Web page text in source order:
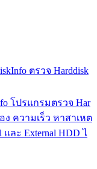
ตรวจ Harddisk
โปรแกรมตรวจ Har
ความเร็ว หาสาเหต
ละ External HDD ไ